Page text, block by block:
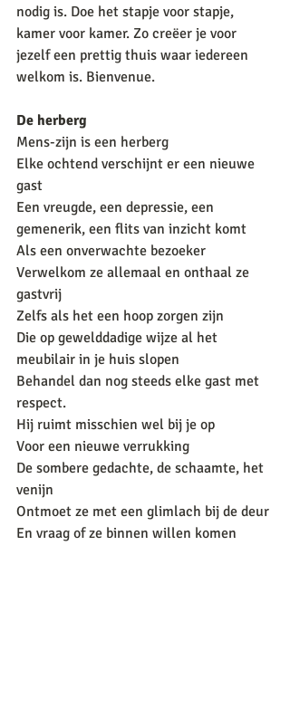
nodig is. Doe het stapje voor stapje,
kamer voor kamer. Zo creëer je voor
jezelf een prettig thuis waar iedereen
welkom is. Bienvenue.
De herberg
Mens-zijn is een herberg
Elke ochtend verschijnt er een nieuwe
gast
Een vreugde, een depressie, een
gemenerik, een flits van inzicht komt
Als een onverwachte bezoeker
Verwelkom ze allemaal en onthaal ze
gastvrij
Zelfs als het een hoop zorgen zijn
Die op gewelddadige wijze al het
meubilair in je huis slopen
Behandel dan nog steeds elke gast met
respect.
Hij ruimt misschien wel bij je op
Voor een nieuwe verrukking
De sombere gedachte, de schaamte, het
venijn
Ontmoet ze met een glimlach bij de deur
En vraag of ze binnen willen komen